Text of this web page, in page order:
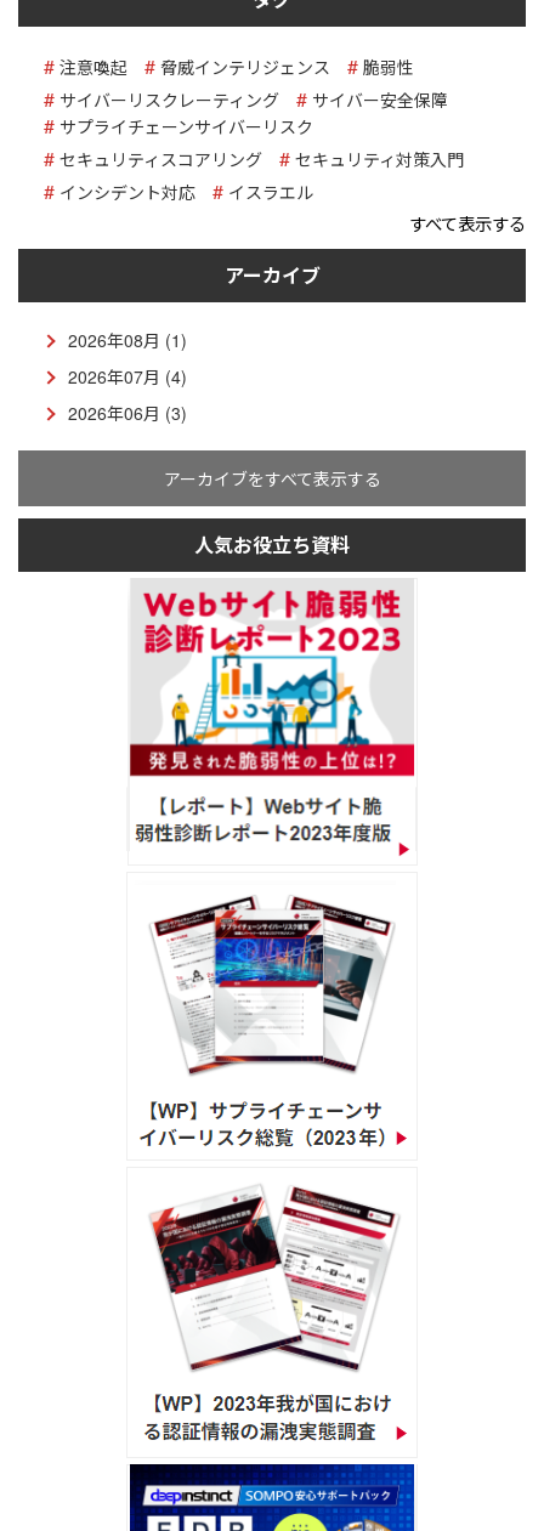
注意喚起 脅威インテリジェンス
脆弱性
サイバーリスクレーティング
サイバー安全保障
サプライチェーンサイバーリスク
セキュリティスコアリング
セキュリティ対策入門
インシデント対応
イスラエル
すべて表示する
アーカイブ
2026年08月 (1)
2026年07月 (4)
2026年06月 (3)
アーカイブをすべて表示する
人気お役立ち資料